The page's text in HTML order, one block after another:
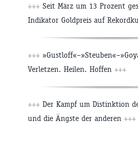
+++ Seit März um 13 Prozent
Indikator Goldpreis auf
+++
Verletzen. Heilen. Hoffen +++
+++ Der Kampf um Distinktion
und die Ängste der anderen +++